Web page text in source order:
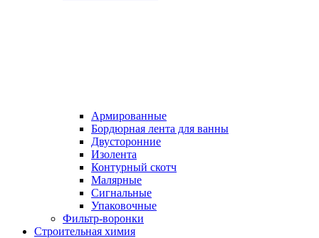
Армированные
Бордюрная лента для ванны
Двусторонние
Изолента
Контурный скотч
Малярные
Сигнальные
Упаковочные
Фильтр-воронки
Строительная химия